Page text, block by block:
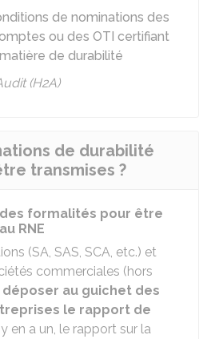
de nominations des
ou des OTI certifiant
de durabilité
(H2A)
de durabilité
transmises ?
formalités pour être
RNE
(SA, SAS, SCA, etc.) et
commerciales (hors
déposer au guichet des
le rapport de
en a un, le rapport sur la